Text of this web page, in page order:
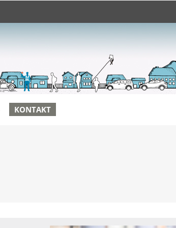
KONTAKT